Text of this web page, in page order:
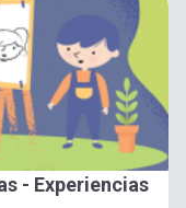
- Experiencias